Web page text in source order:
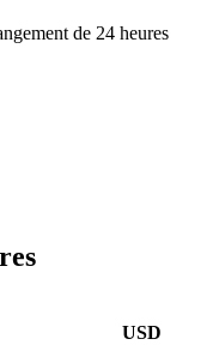
de 24 heures
USD